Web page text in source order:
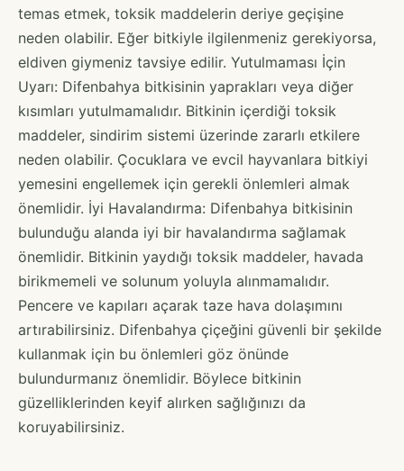
temas etmek, toksik maddelerin deriye geçişine
neden olabilir. Eğer bitkiyle ilgilenmeniz gerekiyorsa,
eldiven giymeniz tavsiye edilir. Yutulmaması İçin
Uyarı: Difenbahya bitkisinin yaprakları veya diğer
kısımları yutulmamalıdır. Bitkinin içerdiği toksik
maddeler, sindirim sistemi üzerinde zararlı etkilere
neden olabilir. Çocuklara ve evcil hayvanlara bitkiyi
yemesini engellemek için gerekli önlemleri almak
önemlidir. İyi Havalandırma: Difenbahya bitkisinin
bulunduğu alanda iyi bir havalandırma sağlamak
önemlidir. Bitkinin yaydığı toksik maddeler, havada
birikmemeli ve solunum yoluyla alınmamalıdır.
Pencere ve kapıları açarak taze hava dolaşımını
artırabilirsiniz. Difenbahya çiçeğini güvenli bir şekilde
kullanmak için bu önlemleri göz önünde
bulundurmanız önemlidir. Böylece bitkinin
güzelliklerinden keyif alırken sağlığınızı da
koruyabilirsiniz.